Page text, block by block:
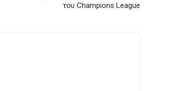
του Champions League